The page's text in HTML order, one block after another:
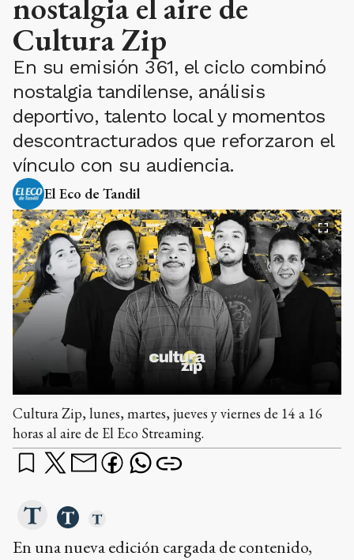
Cultura Zip
En su emisión 361, el ciclo combinó
nostalgia tandilense, análisis
deportivo, talento local y momentos
descontracturados que reforzaron el
vínculo con su audiencia.
El Eco de Tandil
Cultura Zip, lunes, martes, jueves y viernes de 14 a 16
horas al aire de El Eco Streaming.
En una nueva edición cargada de contenido,